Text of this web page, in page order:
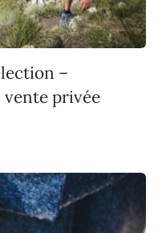
–
vente privée